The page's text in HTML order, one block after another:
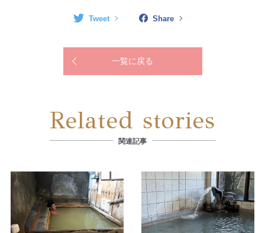
Tweet Share
一覧に戻る
Related stories
関連記事